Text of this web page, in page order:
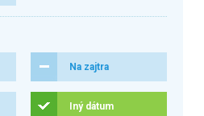
Na zajtra
Iný dátum